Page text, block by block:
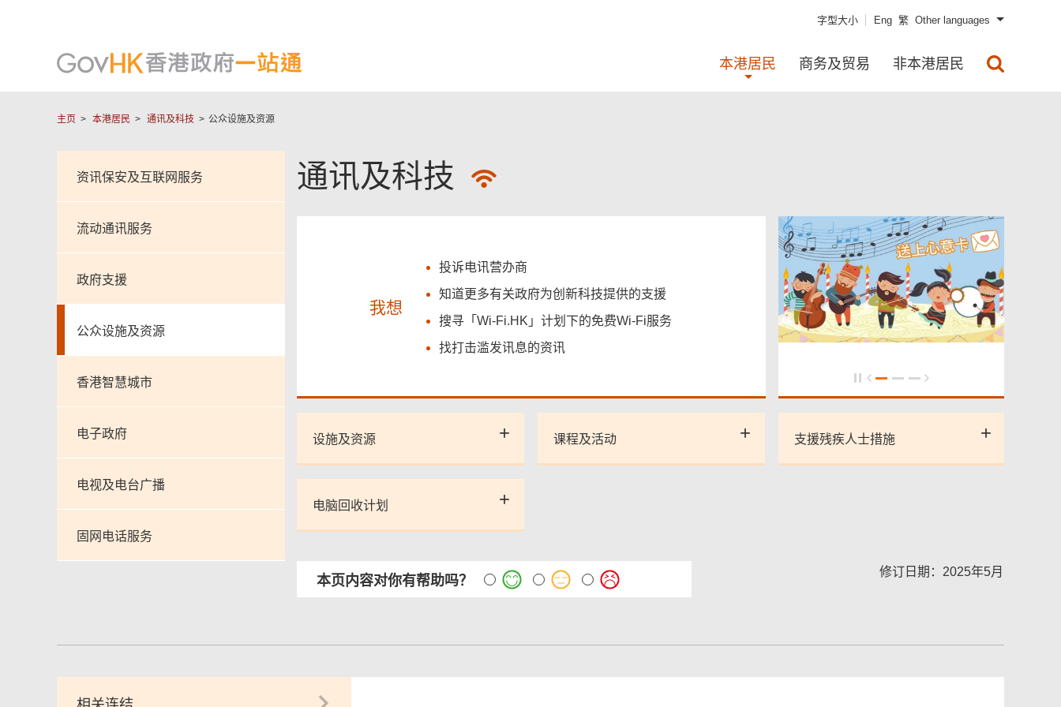
字型大小 Eng 繁 Other languages
本港居民 商务及贸易 非本港居民
主页 本港居民 通讯及科技 公众设施及资源
资讯保安及互联网服务
流动通讯服务
政府支援
公众设施及资源
香港智慧城市
电子政府
电视及电台广播
固网电话服务
通讯及科技
我想
投诉电讯营办商
知道更多有关政府为创新科技提供的支援
搜寻「Wi-Fi.HK」计划下的免费Wi-Fi服务
找打击滥发讯息的资讯
设施及资源 课程及活动 支援残疾人士措施
电脑回收计划
本页内容对你有帮助吗？
修订日期：2025年5月